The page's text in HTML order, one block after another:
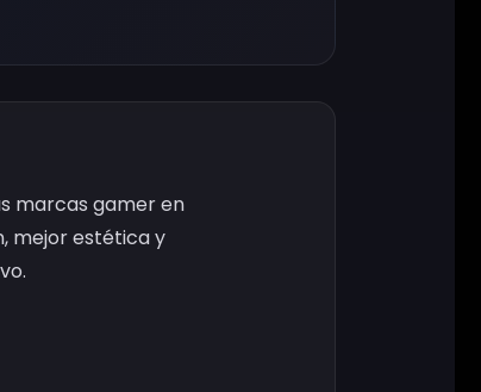
marcas gamer en
mejor estética y